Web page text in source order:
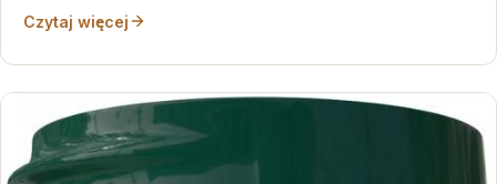
Czytaj więcej